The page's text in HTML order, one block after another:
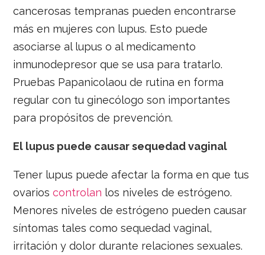
cancerosas tempranas pueden encontrarse
más en mujeres con lupus. Esto puede
asociarse al lupus o al medicamento
inmunodepresor que se usa para tratarlo.
Pruebas Papanicolaou de rutina en forma
regular con tu ginecólogo son importantes
para propósitos de prevención.
El lupus puede causar sequedad vaginal
Tener lupus puede afectar la forma en que tus
ovarioscontrolan los niveles de estrógeno.
Menores niveles de estrógeno pueden causar
síntomas tales como sequedad vaginal,
irritación y dolor durante relaciones sexuales.